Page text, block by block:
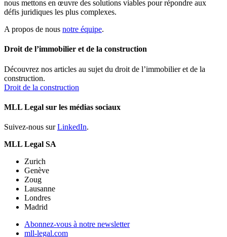
nous mettons en œuvre des solutions viables pour répondre aux
défis juridiques les plus complexes.
A propos de nous notre équipe.
Droit de l’immobilier et de la construction
Découvrez nos articles au sujet du droit de l’immobilier et de la
construction.
Droit de la construction
MLL Legal sur les médias sociaux
Suivez-nous surLinkedIn.
MLL Legal SA
Zurich
Genève
Zoug
Lausanne
Londres
Madrid
Abonnez-vous à notre newsletter
mll-legal.com